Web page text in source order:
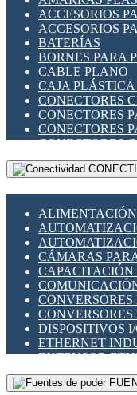
INDICADORES
INTERFACES
LLAVES
MEDIDORES DE
MOTORES
PANTALLAS
PLC -
RELÉS DE
SENSORES
SENSORES
VARIACS
VARIADORES
MAQUINARIA
ACCESORIOS
ACCESORIOS
BATERÍAS
BORNES PARA
CABLE PLANO
CAJA
CONECTORES
CONECTORES
CONECTORES
CONECTORES
CONECTORES
DIP SWITCHES
ILUMINACIÓN
INTERFACES DE
OTROS RELÉS
PROTECCIÓN
RELÉS
RELÉS DE
RELÉS DE
RELÉS
RELÉS
SENSORES
CÁMARAS
CAPACITACIÓN
DISPOSITIVOS I/
ETHERNET
EXTENSOR
GATEWAY
GESTIÓN DE